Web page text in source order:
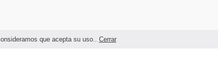
que acepta su uso.. Cerrar